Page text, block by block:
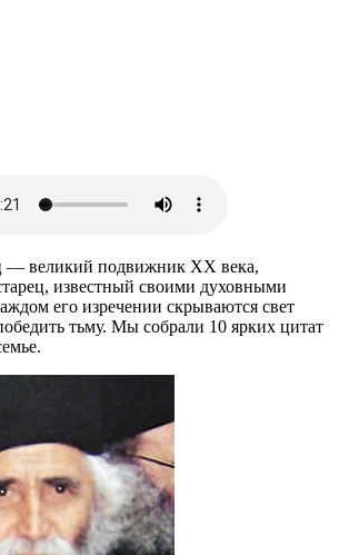
— великий подвижник XX века,
известный своими духовными
его изречении скрываются свет
тьму. Мы собрали 10 ярких цитат